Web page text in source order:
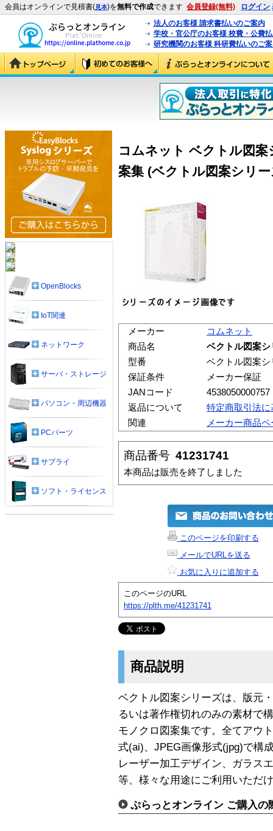
会員はオンラインで見積書(見本)を無料で作成できます 会員登録(無料) ログイン
法人のお客様 請求書払いのご案内
学校・官公庁のお客様 校費・公費
研究機関のお客様 科研費払いのご
コムネット ベクトル図
案集 (ベクトル図案シリ
メーカー
コムネット
商品名
ベクトル図案
型番
ベクトル図案
保証条件
メーカー保証
JANコード
4538050000757
返品について
特定商取引法
関連
メーカー商品ペ
商品番号 41231741
本商品は販売を終了しました
このページを印刷する
メールでURLを送る
お気に入りに追加する
このページのURL
https://plth.me/41231741
商品説明
ベクトル図案シリーズは、版元
るいは著作権切れのみの素材で
モノクロ図案集です。全てアウ
式(ai)、JPEG画像形式(jpg)で構
レーザー加工デザイン、ガラス
等、様々な用途にご利用いただ
ぷらっとオンライン ご購入の
OpenBlocks
IoT関連
ネットワーク
サーバ・ストレージ
パソコン・周辺機器
PCパーツ
サプライ
ソフト・ライセンス